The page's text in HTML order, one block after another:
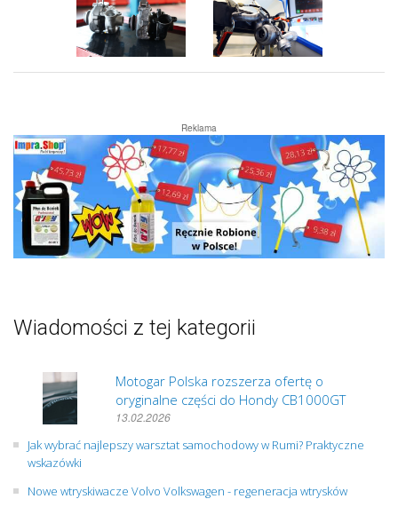
Reklama
Wiadomości z tej kategorii
Motogar Polska rozszerza ofertę o
oryginalne części do Hondy CB1000GT
13.02.2026
Jak wybrać najlepszy warsztat samochodowy w Rumi? Praktyczne
wskazówki
Nowe wtryskiwacze Volvo Volkswagen - regeneracja wtrysków